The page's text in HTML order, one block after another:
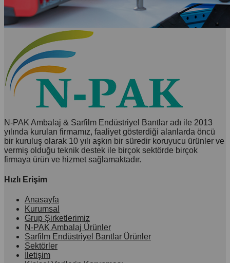
N-PAK Ambalaj & Sarfilm Endüstriyel Bantlar adı ile 2013
yılında kurulan firmamız, faaliyet gösterdiği alanlarda öncü
bir kuruluş olarak 10 yılı aşkın bir süredir koruyucu ürünler ve
vermiş olduğu teknik destek ile birçok sektörde birçok
firmaya ürün ve hizmet sağlamaktadır.
Hızlı Erişim
Anasayfa
Kurumsal
Grup Şirketlerimiz
N-PAK Ambalaj Ürünler
Sarfilm Endüstriyel Bantlar Ürünler
Sektörler
İletişim